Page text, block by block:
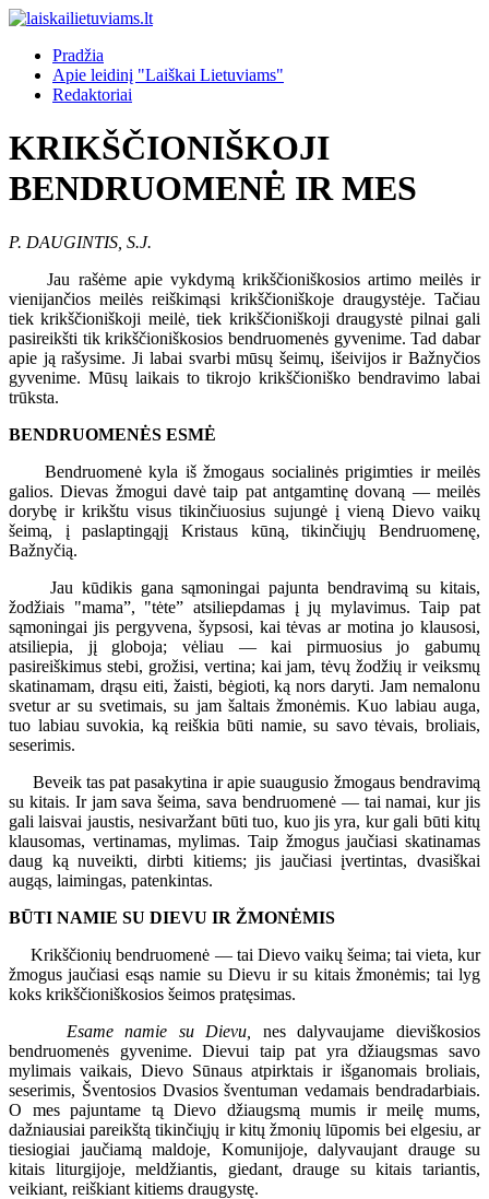
Pradžia
Apie leidinį "Laiškai Lietuviams"
Redaktoriai
KRIKŠČIONIŠKOJI
BENDRUOMENĖ IR MES
P. DAUGINTIS, S.J.
Jau rašėme apie vykdymą krikščioniškosios artimo meilės ir
vienijančios meilės reiškimąsi krikščioniškoje draugystėje. Tačiau
tiek krikščioniškoji meilė, tiek krikščioniškoji draugystė pilnai gali
pasireikšti tik krikščioniškosios bendruomenės gyvenime. Tad dabar
apie ją rašysime. Ji labai svarbi mūsų šeimų, išeivijos ir Bažnyčios
gyvenime. Mūsų laikais to tikrojo krikščioniško bendravimo labai
trūksta.
BENDRUOMENĖS ESMĖ
Bendruomenė kyla iš žmogaus socialinės prigimties ir meilės
galios. Dievas žmogui davė taip pat antgamtinę dovaną — meilės
dorybę ir krikštu visus tikinčiuosius sujungė į vieną Dievo vaikų
šeimą, į paslaptingąjį Kristaus kūną, tikinčiųjų Bendruomenę,
Bažnyčią.
Jau kūdikis gana sąmoningai pajunta bendravimą su kitais,
žodžiais "mama”, "tėte” atsiliepdamas į jų mylavimus. Taip pat
sąmoningai jis pergyvena, šypsosi, kai tėvas ar motina jo klausosi,
atsiliepia, jį globoja; vėliau — kai pirmuosius jo gabumų
pasireiškimus stebi, grožisi, vertina; kai jam, tėvų žodžių ir veiksmų
skatinamam, drąsu eiti, žaisti, bėgioti, ką nors daryti. Jam nemalonu
svetur ar su svetimais, su jam šaltais žmonėmis. Kuo labiau auga,
tuo labiau suvokia, ką reiškia būti namie, su savo tėvais, broliais,
seserimis.
Beveik tas pat pasakytina ir apie suaugusio žmogaus bendravimą
su kitais. Ir jam sava šeima, sava bendruomenė — tai namai, kur jis
gali laisvai jaustis, nesivaržant būti tuo, kuo jis yra, kur gali būti kitų
klausomas, vertinamas, mylimas. Taip žmogus jaučiasi skatinamas
daug ką nuveikti, dirbti kitiems; jis jaučiasi įvertintas, dvasiškai
augąs, laimingas, patenkintas.
BŪTI NAMIE SU DIEVU IR ŽMONĖMIS
Krikščionių bendruomenė — tai Dievo vaikų šeima; tai vieta, kur
žmogus jaučiasi esąs namie su Dievu ir su kitais žmonėmis; tai lyg
koks krikščioniškosios šeimos pratęsimas.
Esame namie su Dievu,
nes dalyvaujame dieviškosios
bendruomenės gyvenime. Dievui taip pat yra džiaugsmas savo
mylimais vaikais, Dievo Sūnaus atpirktais ir išganomais broliais,
seserimis, Šventosios Dvasios šventuman vedamais bendradarbiais.
O mes pajuntame tą Dievo džiaugsmą mumis ir meilę mums,
dažniausiai pareikštą tikinčiųjų ir kitų žmonių lūpomis bei elgesiu, ar
tiesiogiai jaučiamą maldoje, Komunijoje, dalyvaujant drauge su
kitais liturgijoje, meldžiantis, giedant, drauge su kitais tariantis,
veikiant, reiškiant kitiems draugystę.